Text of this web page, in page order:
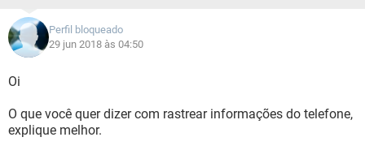
Perfil bloqueado
29 jun 2018 às 04:50
Oi
O que você quer dizer com rastrear informações do telefone,
explique melhor.